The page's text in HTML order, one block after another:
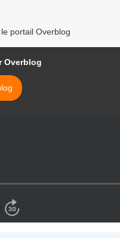
portail Overblog
Overblog